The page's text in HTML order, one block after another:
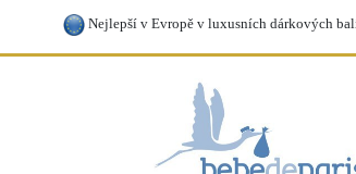
Nejlepší v Evropě v luxusních dárkových